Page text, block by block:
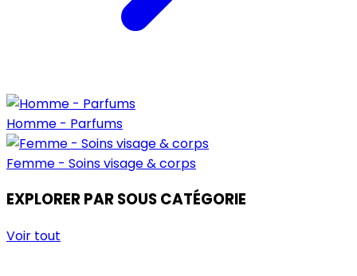
Homme - Parfums
Femme - Soins visage & corps
EXPLORER PAR SOUS CATÉGORIE
Voir tout